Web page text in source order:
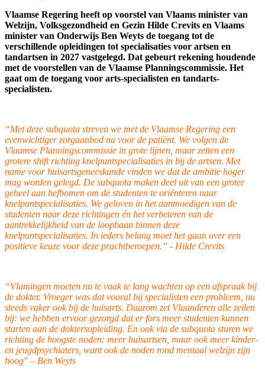
Vlaamse Regering heeft op voorstel van Vlaams minister van
Welzijn, Volksgezondheid en Gezin Hilde Crevits en Vlaams
minister van Onderwijs Ben Weyts de toegang tot de
verschillende opleidingen tot specialisaties voor artsen en
tandartsen in 2027 vastgelegd. Dat gebeurt rekening houdende
met de voorstellen van de Vlaamse Planningscommissie. Het
gaat om de toegang voor arts-specialisten en tandarts-
specialisten.
“Met deze subquota streven we met de Vlaamse Regering een
evenwichtiger zorgaanbod na voor de patiënt. We volgen de
Vlaamse Planningscommissie in grote lijnen, maar zetten een
grotere shift richting knelpuntspecialisaties in bij de artsen. Met
name voor huisartsgeneeskunde vinden we dat de ambitie hoger
mag worden gelegd. De subquota maken deel uit van een groter
geheel aan hefbomen om de studenten te oriënteren naar
knelpuntspecialisaties. We geloven in het aanmoedigen van de
studenten naar deze richtingen én het verbeteren van de
aantrekkelijkheid van de loopbaan binnen deze
knelpuntspecialisaties. In ieders belang moet het gaan over een
positieve keuze voor deze prachtberoepen.” - Hilde Crevits
“Vlamingen moeten nu te vaak te lang wachten op een afspraak bij
de dokter. Vroeger was dat vooral bij specialisten een probleem, nu
steeds vaker ook bij de huisarts. Daarom zet Vlaanderen alle zeilen
bij: we hebben ervoor gezorgd dat er fors meer studenten kunnen
starten aan de doktersopleiding. En ook via de subquota sturen we
richting de hoogste noden: meer huisartsen, maar ook meer kinder-
en jeugdpsychiaters, want ook de noden rond mentaal welzijn zijn
hoog" – Ben Weyts